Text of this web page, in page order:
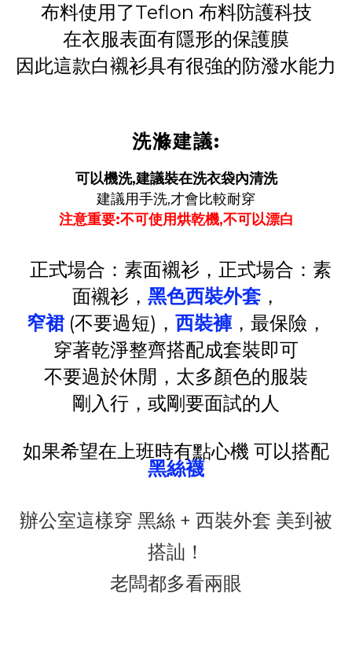
布料使用了Teflon 布料防護科技
在衣服表面有隱形的保護膜
因此這款白襯衫具有很強的防潑水能力
洗滌建議:
可以機洗,建議裝在洗衣袋內清洗
建議用手洗,才會比較耐穿
注意重要:不可使用烘乾機,不可以漂白
正式場合：素面襯衫， 正式場合：素
面襯衫， 黑色西裝外套，
窄裙(不要過短)， 西裝褲，最保險，
穿著乾淨整齊搭配成套裝即可
不要過於休閒，太多顏色的服裝
剛入行，或剛要面試的人
如果希望在上班時有點心機 可以搭配
黑絲襪
辦公室這樣穿 黑絲 + 西裝外套 美到被
搭訕！
老闆都多看兩眼